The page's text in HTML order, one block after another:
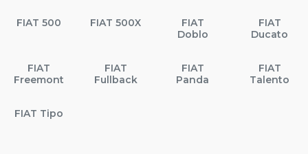
FIAT 500 FIAT 500X
FIAT
Doblo
FIAT
Ducato
FIAT
Freemont
FIAT
Fullback
FIAT
Panda
FIAT
Talento
FIAT Tipo